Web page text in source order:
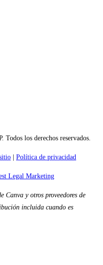
los derechos reservados.
Política de privacidad
Canva y otros proveedores de
incluida cuando es